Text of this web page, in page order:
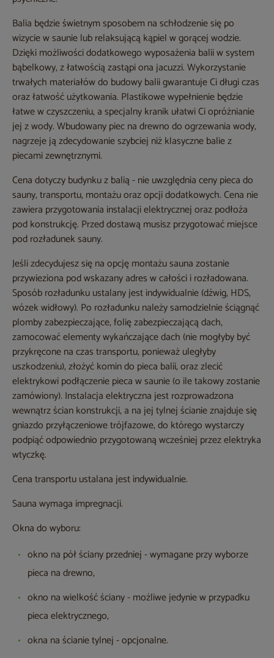
Balia będzie świetnym sposobem na schłodzenie się po
wizycie w saunie lub relaksującą kąpiel w gorącej wodzie.
Dzięki możliwości dodatkowego wyposażenia balii w system
bąbelkowy, z łatwością zastąpi ona jacuzzi. Wykorzystanie
trwałych materiałów do budowy balii gwarantuje Ci długi czas
oraz łatwość użytkowania. Plastikowe wypełnienie będzie
łatwe w czyszczeniu, a specjalny kranik ułatwi Ci opróżnianie
jej z wody. Wbudowany piec na drewno do ogrzewania wody,
nagrzeje ją zdecydowanie szybciej niż klasyczne balie z
piecami zewnętrznymi.
Cena dotyczy budynku z balią - nie uwzględnia ceny pieca do
sauny, transportu, montażu oraz opcji dodatkowych. Cena nie
zawiera przygotowania instalacji elektrycznej oraz podłoża
pod konstrukcję. Przed dostawą musisz przygotować miejsce
pod rozładunek sauny.
Jeśli zdecydujesz się na opcję montażu sauna zostanie
przywieziona pod wskazany adres w całości i rozładowana.
Sposób rozładunku ustalany jest indywidualnie (dźwig, HDS,
wózek widłowy). Po rozładunku należy samodzielnie ściągnąć
plomby zabezpieczające, folię zabezpieczającą dach,
zamocować elementy wykańczające dach (nie mogłyby być
przykręcone na czas transportu, ponieważ uległyby
uszkodzeniu), złożyć komin do pieca balii, oraz zlecić
elektrykowi podłączenie pieca w saunie (o ile takowy zostanie
zamówiony). Instalacja elektryczna jest rozprowadzona
wewnątrz ścian konstrukcji, a na jej tylnej ścianie znajduje się
gniazdo przyłączeniowe trójfazowe, do którego wystarczy
podpiąć odpowiednio przygotowaną wcześniej przez elektryka
wtyczkę.
Cena transportu ustalana jest indywidualnie.
Sauna wymaga impregnacji.
Okna do wyboru:
okno na pół ściany przedniej - wymagane przy wyborze
pieca na drewno,
okno na wielkość ściany - możliwe jedynie w przypadku
pieca elektrycznego,
okna na ścianie tylnej - opcjonalne.